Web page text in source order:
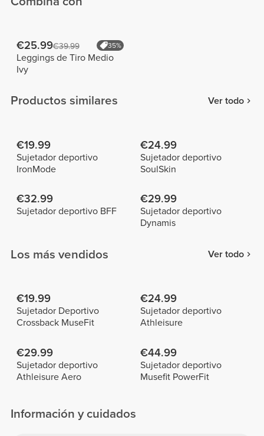
€25.99€39.99 35%
Leggings de Tiro Medio
Ivy
Productos similares Ver todo
€19.99
Sujetador deportivo
IronMode
€24.99
Sujetador deportivo
SoulSkin
€32.99
Sujetador deportivo BFF
€29.99
Sujetador deportivo
Dynamis
Los más vendidos Ver todo
€19.99
Sujetador Deportivo
Crossback MuseFit
€24.99
Sujetador deportivo
Athleisure
€29.99
Sujetador deportivo
Athleisure Aero
€44.99
Sujetador deportivo
Musefit PowerFit
Información y cuidados